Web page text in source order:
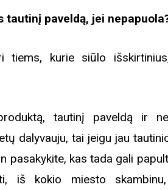
Biblioteka kviečia į
rugpjūčio
tautinį paveldą, jei
tiems, kurie siūlo
tautinį paveldą ir
dalyvauju, tai jeigu jau
pasakykite, kas tada gali
iš kokio miesto